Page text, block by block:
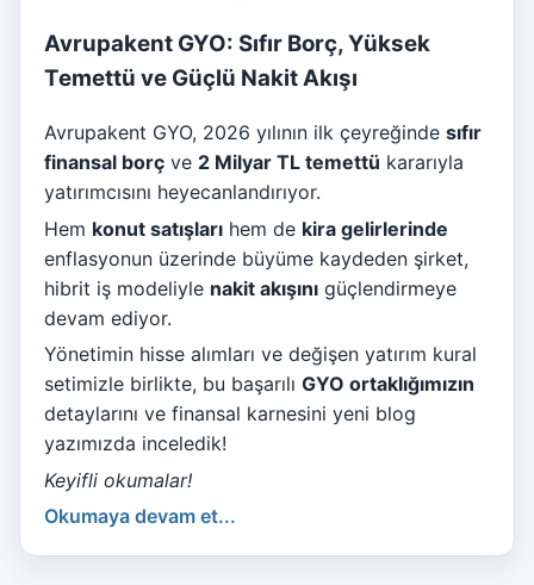
Avrupakent GYO: Sıfır Borç, Yüksek
Temettü ve Güçlü Nakit Akışı
Avrupakent GYO, 2026 yılının ilk çeyreğinde sıfır
finansal borç ve 2 Milyar TL temettü kararıyla
yatırımcısını heyecanlandırıyor.
Hem konut satışları hem de kira gelirlerinde
enflasyonun üzerinde büyüme kaydeden şirket,
hibrit iş modeliyle nakit akışını güçlendirmeye
devam ediyor.
Yönetimin hisse alımları ve değişen yatırım kural
setimizle birlikte, bu başarılı GYO ortaklığımızın
detaylarını ve finansal karnesini yeni blog
yazımızda inceledik!
Keyifli okumalar!
Okumaya devam et...